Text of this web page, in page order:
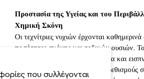
Προστασία της Υγείας και του
Χημική Σκόνη
Οι τεχνίτριες νυχιών έρχονται
ποσότητες σκόνης και τοξικών ουσιών.
σωματίδια αιωρούνται στον αέρα και
επαγγελματίες, προκαλώντας ερεθισμούς
που συλλέγονται